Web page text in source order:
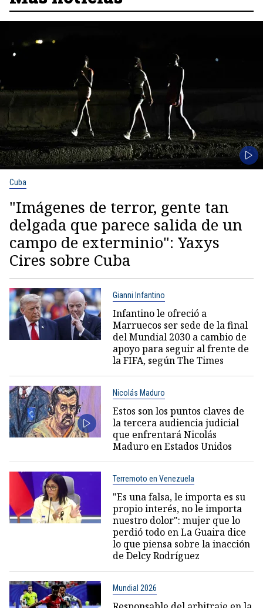
Cuba
"Imágenes de terror, gente tan
delgada que parece salida de un
campo de exterminio": Yaxys
Cires sobre Cuba
Gianni Infantino
Infantino le ofreció a
Marruecos ser sede de la final
del Mundial 2030 a cambio de
apoyo para seguir al frente de
la FIFA, según The Times
Nicolás Maduro
Estos son los puntos claves de
la tercera audiencia judicial
que enfrentará Nicolás
Maduro en Estados Unidos
Terremoto en Venezuela
"Es una falsa, le importa es su
propio interés, no le importa
nuestro dolor": mujer que lo
perdió todo en La Guaira dice
lo que piensa sobre la inacción
de Delcy Rodríguez
Mundial 2026